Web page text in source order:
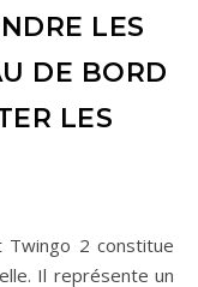
LES
DE BORD
LES
Il représente un